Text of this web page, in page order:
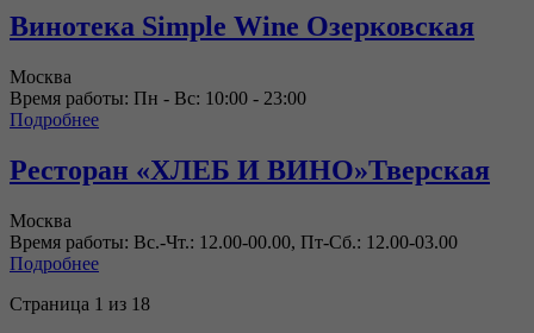
Винотека Simple Wine Озерковская
Москва
Время работы: Пн - Вс: 10:00 - 23:00
Подробнее
Ресторан «ХЛЕБ И ВИНО»Тверская
Москва
Время работы: Вс.-Чт.: 12.00-00.00, Пт-Сб.: 12.00-03.00
Подробнее
Страница 1 из 18